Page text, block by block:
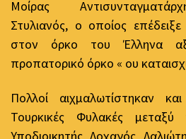
Μοίρας
Στυλιανός, ο οποίος
στον όρκο του Έλληνα
προπατορικό όρκο « ου
Πολλοί αιχμαλωτίστηκαν
Τουρκικές Φυλακές